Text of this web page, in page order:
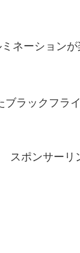
ネーションが
ラックフラ
スポンサーリ